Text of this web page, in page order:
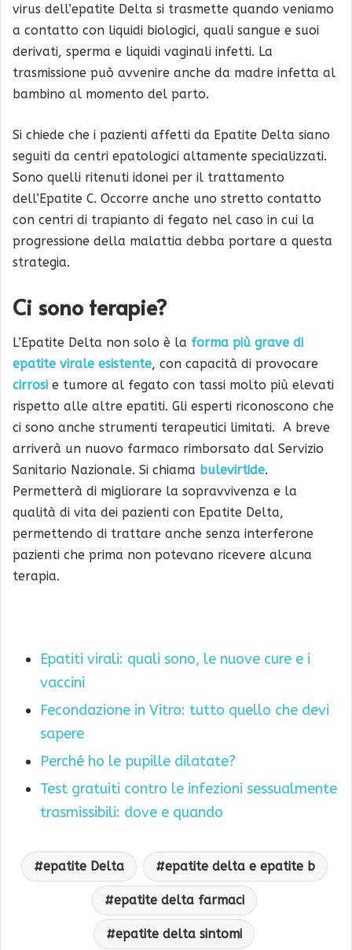
virus dell’epatite Delta si trasmette quando veniamo
a contatto con liquidi biologici, quali sangue e suoi
derivati, sperma e liquidi vaginali infetti. La
trasmissione può avvenire anche da madre infetta al
bambino al momento del parto.
Si chiede che i pazienti affetti da Epatite Delta siano
seguiti da centri epatologici altamente specializzati.
Sono quelli ritenuti idonei per il trattamento
dell’Epatite C. Occorre anche uno stretto contatto
con centri di trapianto di fegato nel caso in cui la
progressione della malattia debba portare a questa
strategia.
Ci sono terapie?
L’Epatite Delta non solo è la forma più grave di
epatite virale esistente, con capacità di provocare
cirrosi e tumore al fegato con tassi molto più elevati
rispetto alle altre epatiti. Gli esperti riconoscono che
ci sono anche strumenti terapeutici limitati. A breve
arriverà un nuovo farmaco rimborsato dal Servizio
Sanitario Nazionale. Si chiama bulevirtide.
Permetterà di migliorare la sopravvivenza e la
qualità di vita dei pazienti con Epatite Delta,
permettendo di trattare anche senza interferone
pazienti che prima non potevano ricevere alcuna
terapia.
Epatiti virali: quali sono, le nuove cure e i
vaccini
Fecondazione in Vitro: tutto quello che devi
sapere
Perché ho le pupille dilatate?
Test gratuiti contro le infezioni sessualmente
trasmissibili: dove e quando
epatite Delta epatite delta e epatite b
epatite delta farmaci
epatite delta sintomi